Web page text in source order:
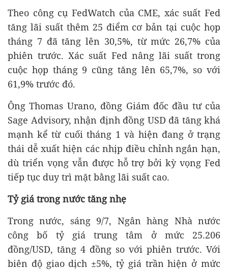
Theo công cụ FedWatch của CME, xác suất Fed
tăng lãi suất thêm 25 điểm cơ bản tại cuộc họp
tháng 7 đã tăng lên 30,5%, từ mức 26,7% của
phiên trước. Xác suất Fed nâng lãi suất trong
cuộc họp tháng 9 cũng tăng lên 65,7%, so với
61,9% trước đó.
Ông Thomas Urano, đồng Giám đốc đầu tư của
Sage Advisory, nhận định đồng USD đã tăng khá
mạnh kể từ cuối tháng 1 và hiện đang ở trạng
thái dễ xuất hiện các nhịp điều chỉnh ngắn hạn,
dù triển vọng vẫn được hỗ trợ bởi kỳ vọng Fed
tiếp tục duy trì mặt bằng lãi suất cao.
Tỷ giá trong nước tăng nhẹ
Trong nước, sáng 9/7, Ngân hàng Nhà nước
công bố tỷ giá trung tâm ở mức 25.206
đồng/USD, tăng 4 đồng so với phiên trước. Với
biên độ giao dịch ±5%, tỷ giá trần hiện ở mức